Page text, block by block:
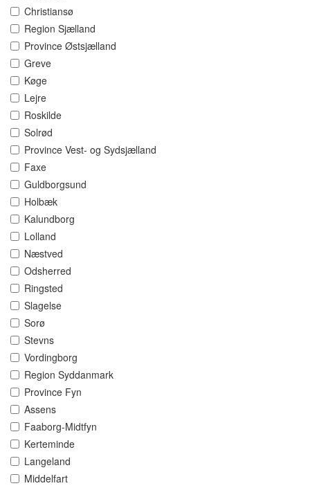
Christiansø
Region Sjælland
Province Østsjælland
Greve
Køge
Lejre
Roskilde
Solrød
Province Vest- og Sydsjælland
Faxe
Guldborgsund
Holbæk
Kalundborg
Lolland
Næstved
Odsherred
Ringsted
Slagelse
Sorø
Stevns
Vordingborg
Region Syddanmark
Province Fyn
Assens
Faaborg-Midtfyn
Kerteminde
Langeland
Middelfart